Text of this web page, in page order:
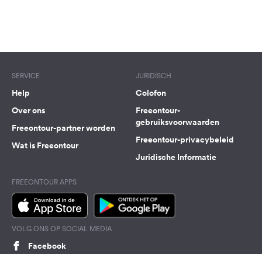
SERVICE
Help
Over ons
Freeontour-partner worden
Wat is Freeontour
JURIDISCH
Colofon
Freeontour-
gebruiksvoorwaarden
Freeontour-privacybeleid
Juridische Informatie
FREEONTOUR APPS
VOLG ONS OP SOCIAL MEDIA
Facebook